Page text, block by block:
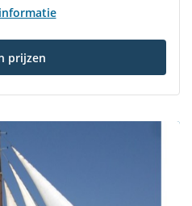
prijzen